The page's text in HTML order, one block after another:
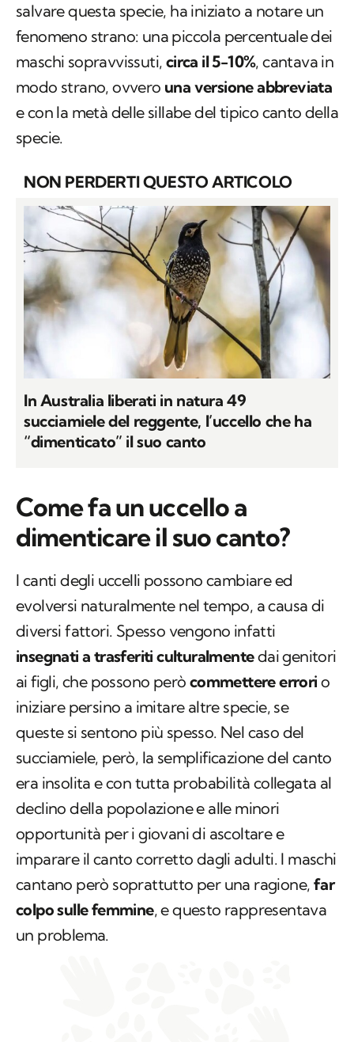
salvare questa specie, ha iniziato a notare un
fenomeno strano: una piccola percentuale dei
maschi sopravvissuti, circa il 5-10%, cantava in
modo strano, ovvero una versione abbreviata
e con la metà delle sillabe del tipico canto della
specie.
NON PERDERTI QUESTO ARTICOLO
In Australia liberati in natura 49
succiamiele del reggente, l’uccello che ha
“dimenticato” il suo canto
Come fa un uccello a
dimenticare il suo canto?
I canti degli uccelli possono cambiare ed
evolversi naturalmente nel tempo, a causa di
diversi fattori. Spesso vengono infatti
insegnati a trasferiti culturalmentedai genitori
ai figli, che possono però commettere errori o
iniziare persino a imitare altre specie, se
queste si sentono più spesso. Nel caso del
succiamiele, però, la semplificazione del canto
era insolita e con tutta probabilità collegata al
declino della popolazione e alle minori
opportunità per i giovani di ascoltare e
imparare il canto corretto dagli adulti. I maschi
cantano però soprattutto per una ragione, far
colpo sulle femmine, e questo rappresentava
un problema.